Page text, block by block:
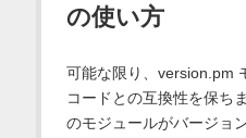
の使い方
可能な限り、version.pm
コードとの互換性を保ち
のモジュールがバージョ